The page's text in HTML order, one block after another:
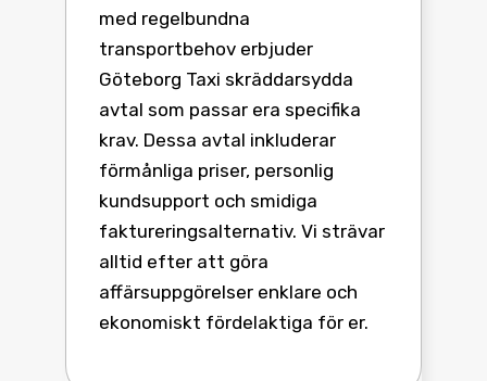
med regelbundna
transportbehov erbjuder
Göteborg Taxi skräddarsydda
avtal som passar era specifika
krav. Dessa avtal inkluderar
förmånliga priser, personlig
kundsupport och smidiga
faktureringsalternativ. Vi strävar
alltid efter att göra
affärsuppgörelser enklare och
ekonomiskt fördelaktiga för er.